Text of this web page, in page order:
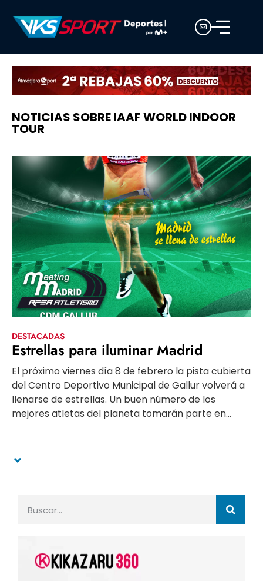
NOTICIAS SOBRE IAAF WORLD INDOOR
TOUR
DESTACADAS
Estrellas para iluminar Madrid
El próximo viernes día 8 de febrero la pista cubierta
del Centro Deportivo Municipal de Gallur volverá a
llenarse de estrellas. Un buen número de los
mejores atletas del planeta tomarán parte en...